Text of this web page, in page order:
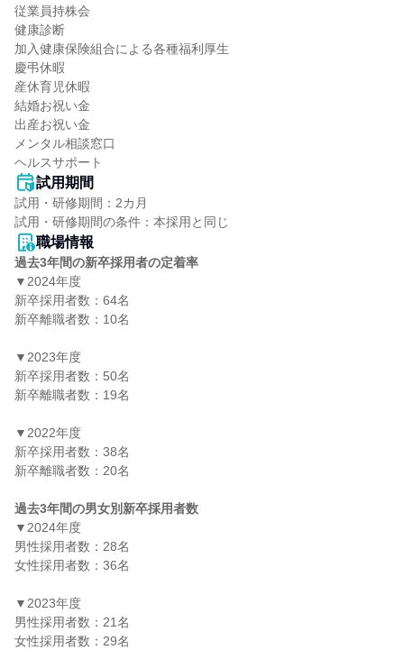
従業員持株会
健康診断
加入健康保険組合による各種福利厚生
慶弔休暇
産休育児休暇
結婚お祝い金
出産お祝い金
メンタル相談窓口
ヘルスサポート
試用期間
試用・研修期間：2カ月
職場情報
過去3年間の新卒採用者の定着率
▼2024年度
新卒採用者数：64名
新卒離職者数：10名
▼2023年度
新卒採用者数：50名
新卒離職者数：19名
▼2022年度
新卒採用者数：38名
新卒離職者数：20名
過去3年間の男女別新卒採用者数
▼2024年度
男性採用者数：28名
女性採用者数：36名
▼2023年度
男性採用者数：21名
女性採用者数：29名